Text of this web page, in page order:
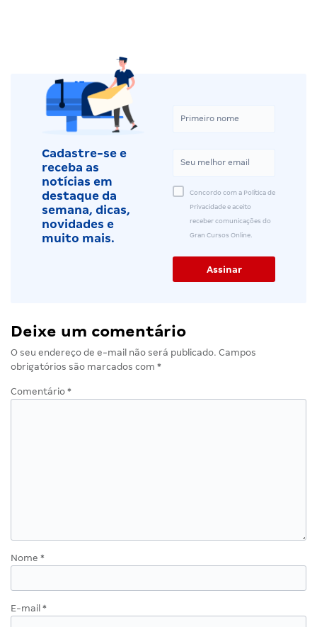
Cadastre-se e
receba as
notícias em
destaque da
semana, dicas,
novidades e
muito mais.
Concordo com a Política de
Privacidade e aceito
receber comunicações do
Gran Cursos Online.
Deixe um comentário
O seu endereço de e-mail não será publicado. Campos
obrigatórios são marcados com *
Comentário *
Nome *
E-mail *